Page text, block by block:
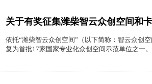
关于有奖征集潍柴智云众创空间和
依托“潍柴智云众创空间”（以下简称：智云众创
复为首批17家国家专业化众创空间示范单位之一。